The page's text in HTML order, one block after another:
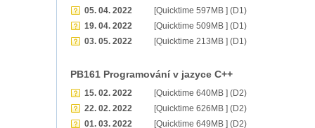
05. 04. 2022
[Quicktime 597MB ] (D1)
19. 04. 2022
[Quicktime 509MB ] (D1)
03. 05. 2022
[Quicktime 213MB ] (D1)
PB161 Programování v jazyce C++
15. 02. 2022
[Quicktime 640MB ] (D2)
22. 02. 2022
[Quicktime 626MB ] (D2)
01. 03. 2022
[Quicktime 649MB ] (D2)